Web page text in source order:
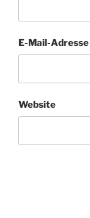
E-Mail-Adresse
Website